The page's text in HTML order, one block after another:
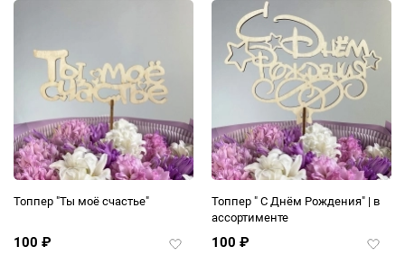
Топпер "Ты моё счастье"
100 ₽
Добавить
Топпер " С Днём Рождения" | в
ассортименте
100 ₽